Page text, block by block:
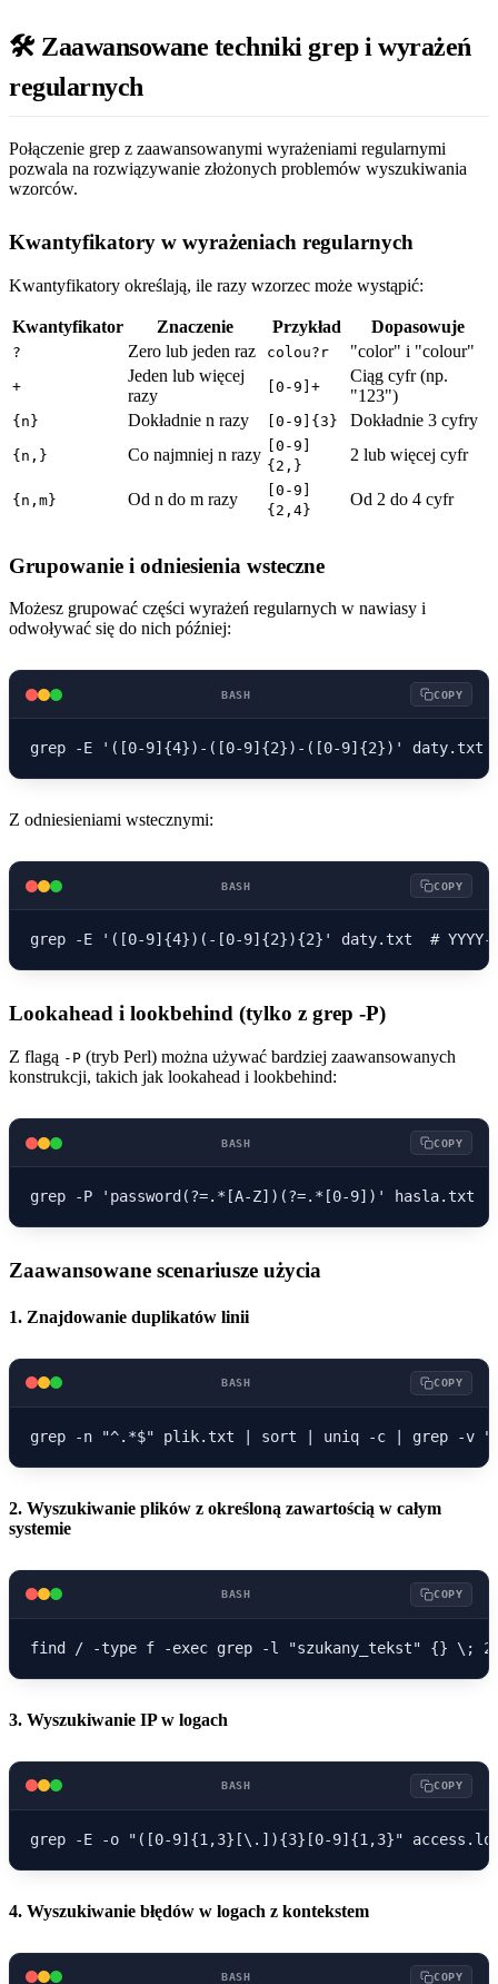
🛠️ Zaawansowane techniki grep i wyrażeń
regularnych
Połączenie grep z zaawansowanymi wyrażeniami regularnymi
pozwala na rozwiązywanie złożonych problemów wyszukiwania
wzorców.
Kwantyfikatory w wyrażeniach regularnych
Kwantyfikatory określają, ile razy wzorzec może wystąpić:
Kwantyfikator Znaczenie Przykład Dopasowuje
? Zero lub jeden raz colou?r "color" i "colour"
+
Jeden lub więcej
razy
[0-9]+
Ciąg cyfr (np.
"123")
{n} Dokładnie n razy [0-9]{3} Dokładnie 3 cyfry
{n,} Co najmniej n razy [0-9]
{2,}
2 lub więcej cyfr
{n,m} Od n do m razy
[0-9]
{2,4}
Od 2 do 4 cyfr
Grupowanie i odniesienia wsteczne
Możesz grupować części wyrażeń regularnych w nawiasy i
odwoływać się do nich później:
BASH COPY
Z odniesieniami wstecznymi:
BASH COPY
Lookahead i lookbehind (tylko z grep -P)
Z flagą -P (tryb Perl) można używać bardziej zaawansowanych
konstrukcji, takich jak lookahead i lookbehind:
BASH COPY
Zaawansowane scenariusze użycia
1. Znajdowanie duplikatów linii
BASH COPY
2. Wyszukiwanie plików z określoną zawartością w całym
systemie
BASH COPY
3. Wyszukiwanie IP w logach
BASH COPY
4. Wyszukiwanie błędów w logach z kontekstem
BASH COPY